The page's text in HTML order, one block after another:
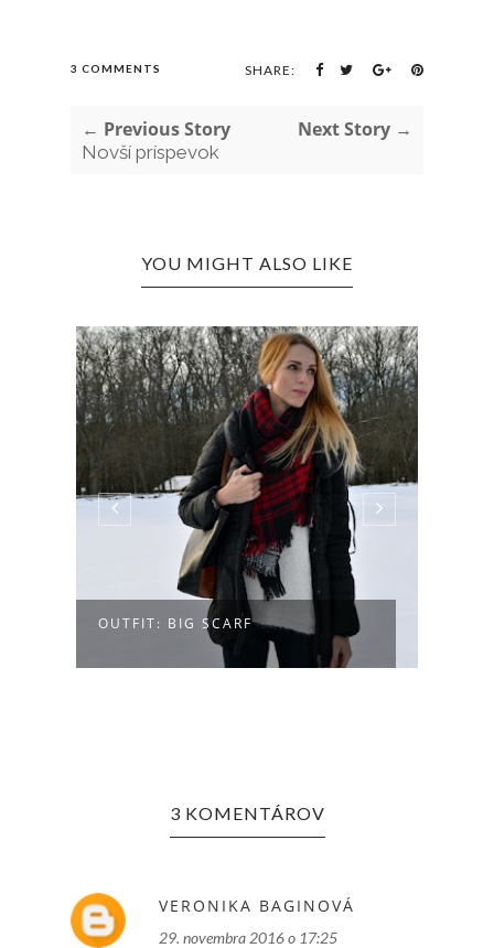
3 COMMENTS SHARE:
← Previous Story
Novší príspevok
Next Story →
YOU MIGHT ALSO LIKE
OUTFIT: BIG SCARF
3 KOMENTÁROV
VERONIKA BAGINOVÁ
29. novembra 2016 o 17:25